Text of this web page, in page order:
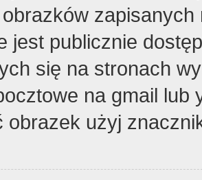
jest publicznie
się na stronach
na gmail lub
obrazek użyj